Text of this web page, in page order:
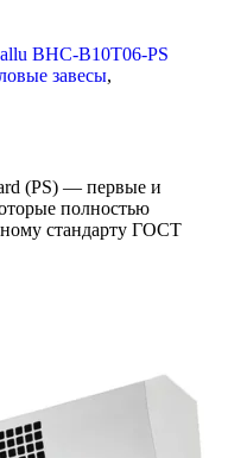
BHC-B10T06-PS
завесы,
(PS) — первые и
полностью
стандарту ГОСТ